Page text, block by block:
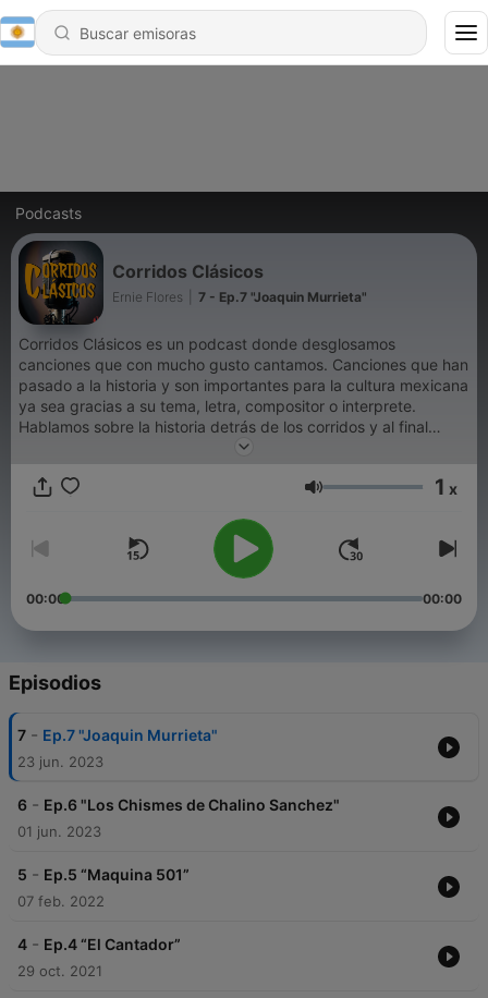
Podcasts
Corridos Clásicos
Ernie Flores 7 - Ep.7 "Joaquin Murrieta"
Corridos Clásicos es un podcast donde desglosamos
canciones que con mucho gusto cantamos. Canciones que han
pasado a la historia y son importantes para la cultura mexicana
ya sea gracias a su tema, letra, compositor o interprete.
Hablamos sobre la historia detrás de los corridos y al final
interpretamos una version en distintos subgéneros regionales
Volumen 1 x
00:00 00:00
Episodios
7 - Ep.7 "Joaquin Murrieta"
23 jun. 2023
6 - Ep.6 "Los Chismes de Chalino Sanchez"
01 jun. 2023
5 - Ep.5 “Maquina 501”
07 feb. 2022
4 - Ep.4 “El Cantador”
29 oct. 2021